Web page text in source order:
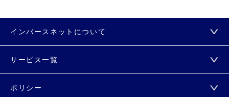
インバースネットについて
サービス一覧
ポリシー